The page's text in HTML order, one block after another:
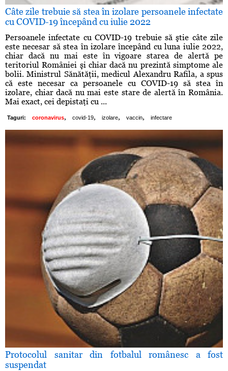
Câte zile trebuie să stea în izolare persoanele infectate
cu COVID-19 începând cu iulie 2022
Persoanele infectate cu COVID-19 trebuie să ştie câte zile
este necesar să stea în izolare începând cu luna iulie 2022,
chiar dacă nu mai este în vigoare starea de alertă pe
teritoriul României şi chiar dacă nu prezintă simptome ale
bolii. Ministrul Sănătăţii, medicul Alexandru Rafila, a spus
că este necesar ca persoanele cu COVID-19 să stea în
izolare, chiar dacă nu mai este stare de alertă în România.
Mai exact, cei depistaţi cu ...
Taguri: coronavirus, covid-19, izolare, vaccin, infectare
Protocolul sanitar din fotbalul românesc a fost
suspendat